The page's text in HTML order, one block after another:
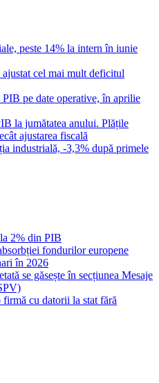
peste 14% la intern în iunie
cel mai mult deficitul
pe date operative, în aprilie
la jumătatea anului. Plățile
ajustarea fiscală
industrială, -3,3% după primele
2% din PIB
fondurilor europene
în 2026
se găsește în secțiunea Mesaje
cu datorii la stat fără